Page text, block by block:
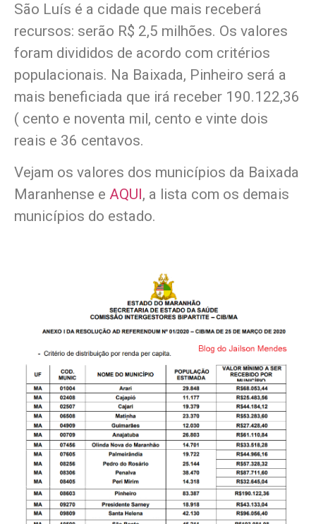
São Luís é a cidade que mais receberá
recursos: serão R$ 2,5 milhões. Os valores
foram divididos de acordo com critérios
populacionais. Na Baixada, Pinheiro será a
mais beneficiada que irá receber 190.122,36
( cento e noventa mil, cento e vinte dois
reais e 36 centavos.
Vejam os valores dos municípios da Baixada
Maranhense e AQUI, a lista com os demais
municípios do estado.